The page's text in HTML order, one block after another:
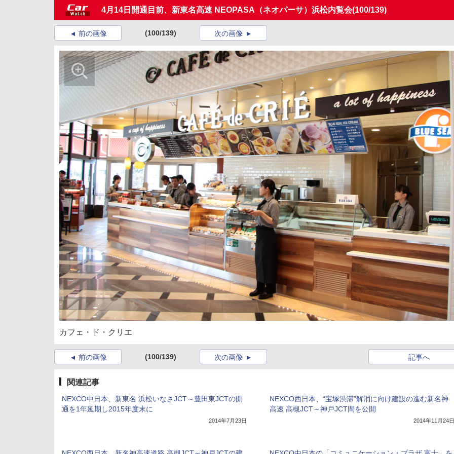
4月14日開通目前、新東名高速 NEOPASA（ネオパーサ）浜松内覧会(100/139)
前の画像 (100/139) 次の画像
カフェ・ド・クリエ
前の画像 (100/139) 記事へ
次の画像
関連記事
NEXCO中日本、新東名 浜松いなさJCT～豊田東JCTの開
通を1年延期し2015年度末に
2014年7月23日
NEXCO西日本、“宝塚渋滞”解消に向け建設の進む新名神
高速 高槻JCT～神戸JCT間を公開
2014年11月24日